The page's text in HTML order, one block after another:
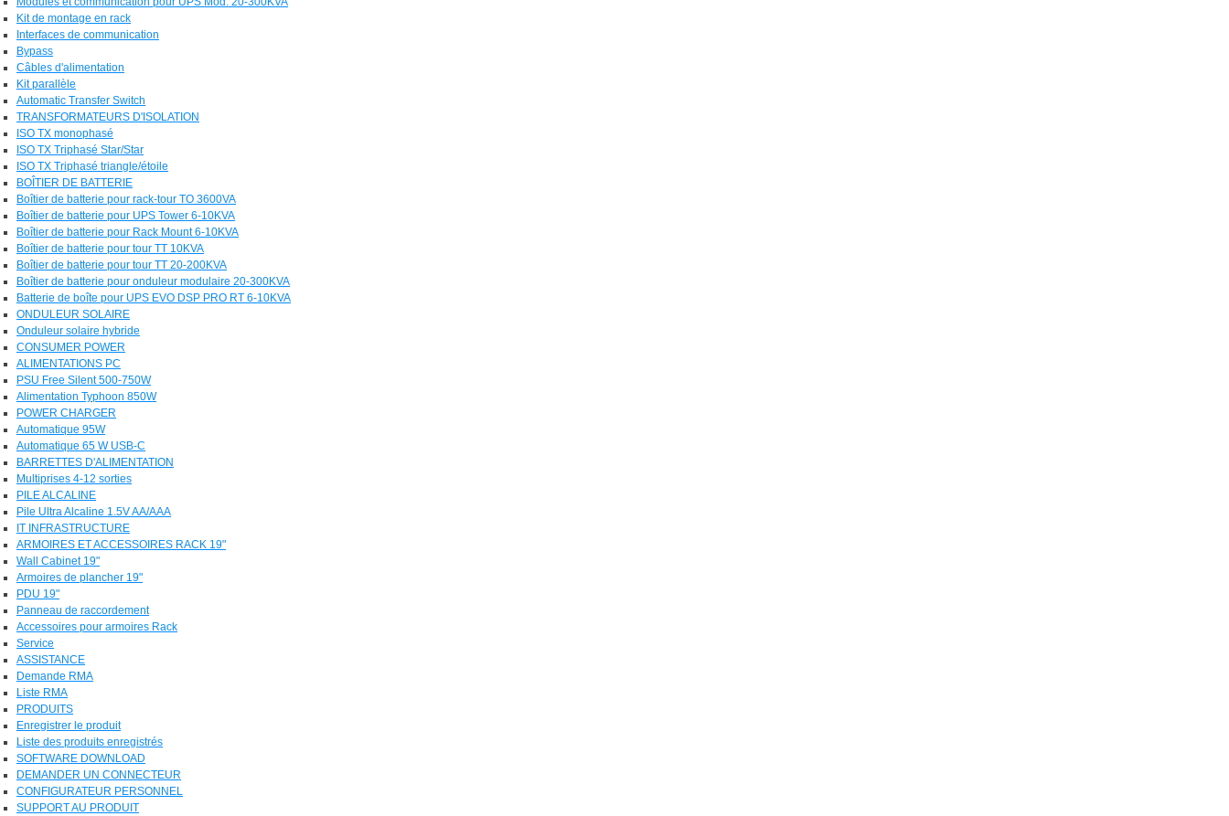
Kit de montage en rack
Interfaces de communication
Bypass
Câbles d'alimentation
Kit parallèle
Automatic Transfer Switch
TRANSFORMATEURS D'ISOLATION
ISO TX monophasé
ISO TX Triphasé Star/Star
ISO TX Triphasé triangle/étoile
BOÎTIER DE BATTERIE
Boîtier de batterie pour rack-tour TO 3600VA
Boîtier de batterie pour UPS Tower 6-10KVA
Boîtier de batterie pour Rack Mount 6-10KVA
Boîtier de batterie pour tour TT 10KVA
Boîtier de batterie pour tour TT 20-200KVA
Boîtier de batterie pour onduleur modulaire 20-300KVA
Batterie de boîte pour UPS EVO DSP PRO RT 6-10KVA
ONDULEUR SOLAIRE
Onduleur solaire hybride
CONSUMER POWER
ALIMENTATIONS PC
PSU Free Silent 500-750W
Alimentation Typhoon 850W
POWER CHARGER
Automatique 95W
Automatique 65 W USB-C
BARRETTES D'ALIMENTATION
Multiprises 4-12 sorties
PILE ALCALINE
Pile Ultra Alcaline 1.5V AA/AAA
IT INFRASTRUCTURE
ARMOIRES ET ACCESSOIRES RACK 19"
Wall Cabinet 19"
Armoires de plancher 19"
PDU 19"
Panneau de raccordement
Accessoires pour armoires Rack
Service
ASSISTANCE
Demande RMA
Liste RMA
PRODUITS
Enregistrer le produit
Liste des produits enregistrés
SOFTWARE DOWNLOAD
DEMANDER UN CONNECTEUR
CONFIGURATEUR PERSONNEL
SUPPORT AU PRODUIT